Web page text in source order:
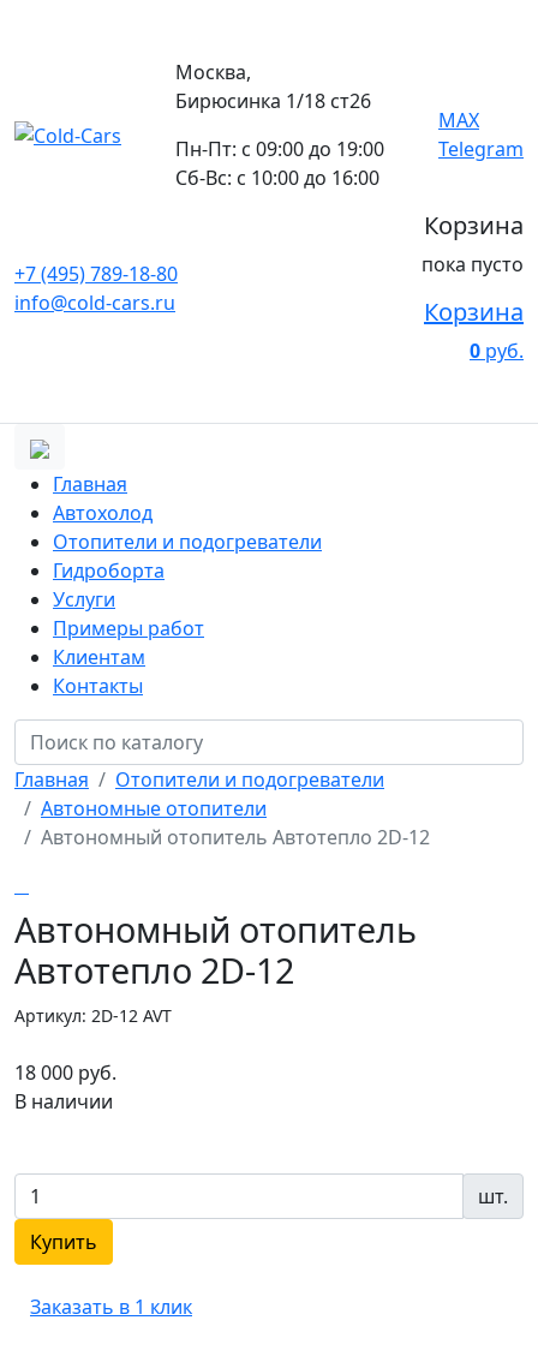
Москва,
Бирюсинка 1/18 ст26 ​
Пн-Пт: с 09:00 до 19:00
Сб-Вс: с 10:00 до 16:00
MAX
Telegram
+7 (495) 789-18-80
info@cold-cars.ru
Корзина
пока пусто
Корзина
0 руб.
Главная
Автохолод
Отопители и подогреватели
Гидроборта
Услуги
Примеры работ
Клиентам
Контакты
Главная
Отопители и подогреватели
Автономные отопители
Автономный отопитель Автотепло 2D-12
Автономный отопитель
Автотепло 2D-12
Артикул: 2D-12 AVT
18 000 руб.
В наличии
шт.
Купить
Заказать в 1 клик